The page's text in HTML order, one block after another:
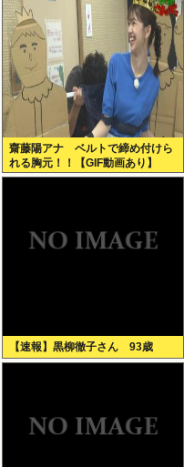
齋藤陽アナ ベルトで締め付けら
れる胸元！！【GIF動画あり】
【速報】黒柳徹子さん 93歳